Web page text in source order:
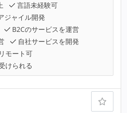
言語未経験可
ジャイル開発
B2Cのサービスを運営
自社サービスを開発
モート可
けられる